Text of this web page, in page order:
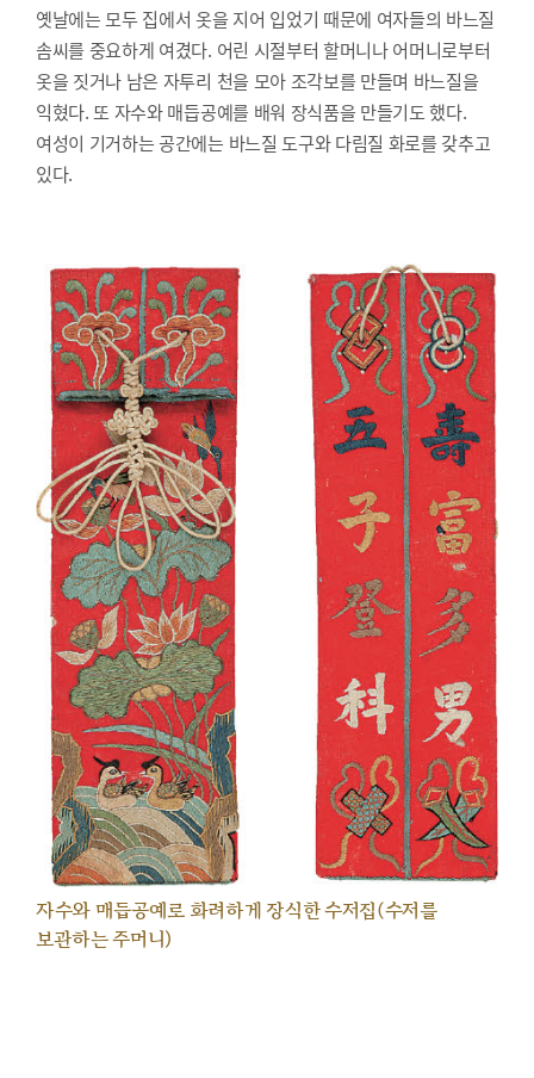
옛날에는 모두 집에서 옷을 지어 입었기 때문에 여자들의 바느질
솜씨를 중요하게 여겼다. 어린 시절부터 할머니나 어머니로부터
옷을 짓거나 남은 자투리 천을 모아 조각보를 만들며 바느질을
익혔다. 또 자수와 매듭공예를 배워 장식품을 만들기도 했다.
여성이 기거하는 공간에는 바느질 도구와 다림질 화로를 갖추고
있다.
자수와 매듭공예로 화려하게 장식한 수저집(수저를
보관하는 주머니)